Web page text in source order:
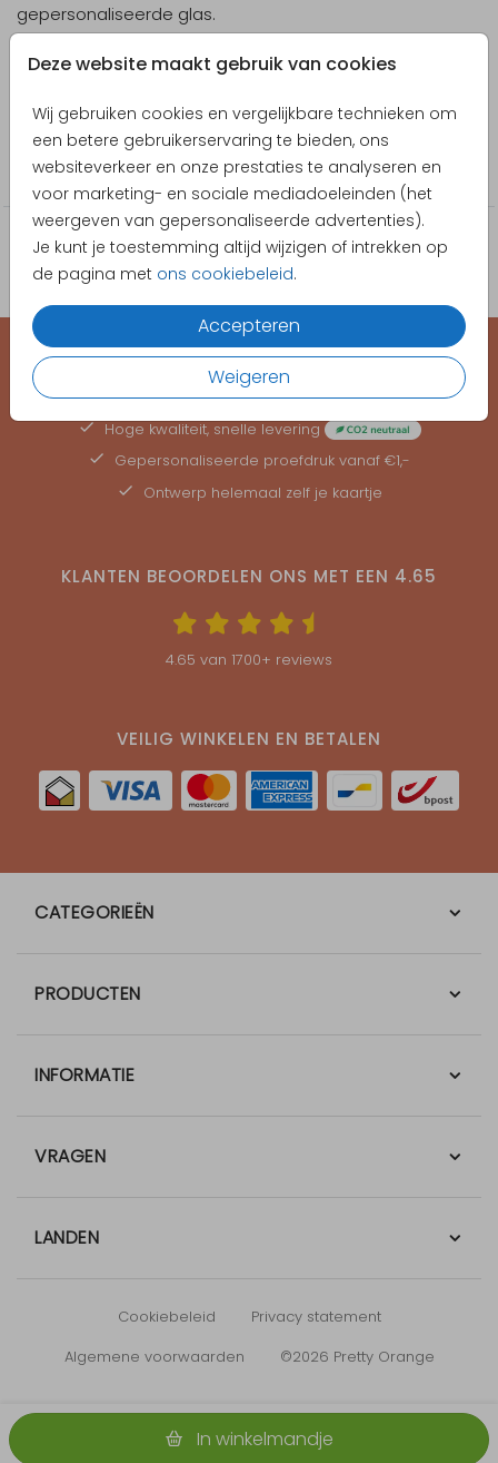
Deze website maakt gebruik van cookies
Wij gebruiken cookies en vergelijkbare technieken om
een betere gebruikerservaring te bieden, ons
websiteverkeer en onze prestaties te analyseren en
voor marketing- en sociale mediadoeleinden (het
weergeven van gepersonaliseerde advertenties).
Je kunt je toestemming altijd wijzigen of intrekken op
de pagina met ons cookiebeleid.
Accepteren
Weigeren
gepersonaliseerde glas.
Designer
Collectie
Wijnglazen
In winkelmandje
EEN KAARTJE VOOR ELK MOMENT
Hoge kwaliteit, snelle levering
Gepersonaliseerde proefdruk vanaf €1,-
Ontwerp helemaal zelf je kaartje
KLANTEN BEOORDELEN ONS MET EEN 4.65
4.65 van 1700+ reviews
VEILIG WINKELEN EN BETALEN
CATEGORIEËN
PRODUCTEN
INFORMATIE
VRAGEN
LANDEN
Cookiebeleid
Privacy statement
Algemene voorwaarden
©2026 Pretty Orange